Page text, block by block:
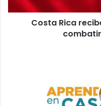
el
coronavirusCosta Rica